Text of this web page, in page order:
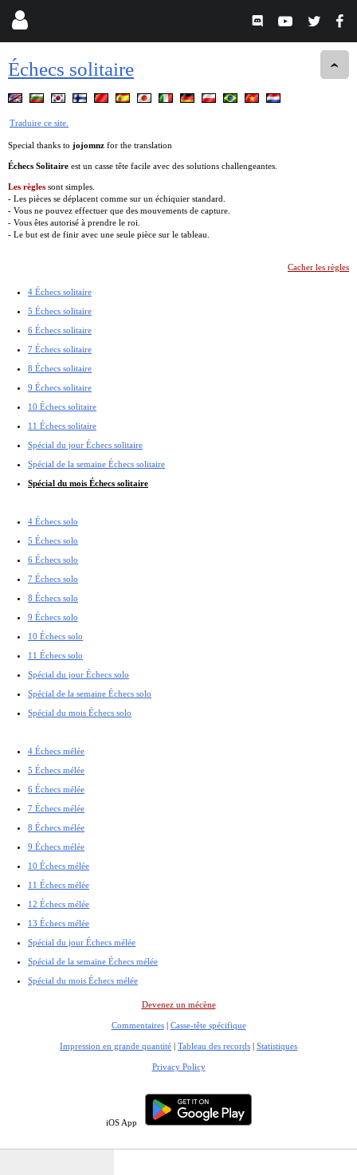
Échecs solitaire
Traduire ce site.
Special thanks to jojomnz for the translation
Échecs Solitaire est un casse tête facile avec des solutions challengeantes.
Les règles sont simples.
- Les pièces se déplacent comme sur un échiquier standard.
- Vous ne pouvez effectuer que des mouvements de capture.
- Vous êtes autorisé à prendre le roi.
- Le but est de finir avec une seule pièce sur le tableau.
Cacher les règles
4 Échecs solitaire
5 Échecs solitaire
6 Échecs solitaire
7 Échecs solitaire
8 Échecs solitaire
9 Échecs solitaire
10 Échecs solitaire
11 Échecs solitaire
Spécial du jour Échecs solitaire
Spécial de la semaine Échecs solitaire
Spécial du mois Échecs solitaire
4 Échecs solo
5 Échecs solo
6 Échecs solo
7 Échecs solo
8 Échecs solo
9 Échecs solo
10 Échecs solo
11 Échecs solo
Spécial du jour Échecs solo
Spécial de la semaine Échecs solo
Spécial du mois Échecs solo
4 Échecs mélée
5 Échecs mélée
6 Échecs mélée
7 Échecs mélée
8 Échecs mélée
9 Échecs mélée
10 Échecs mélée
11 Échecs mélée
12 Échecs mélée
13 Échecs mélée
Spécial du jour Échecs mélée
Spécial de la semaine Échecs mélée
Spécial du mois Échecs mélée
Devenez un mécène
Commentaires| Casse-tête spécifique
Impression en grande quantité | Tableau des records | Statistiques
Privacy Policy
iOS App